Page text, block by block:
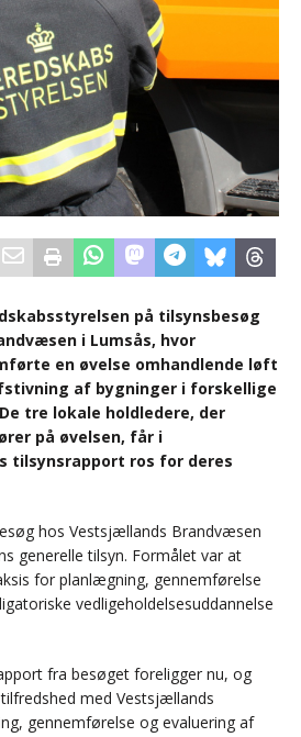
på tilsynsbesøg
i Lumsås, hvor
en øvelse omhandlende løft
af bygninger i forskellige
tre lokale holdledere, der
på øvelsen, får i
tilsynsrapport ros for deres
hos Vestsjællands Brandvæsen
generelle tilsyn. Formålet var at
for planlægning, gennemførelse
vedligeholdelsesuddannelse
fra besøget foreligger nu, og
med Vestsjællands
gennemførelse og evaluering af